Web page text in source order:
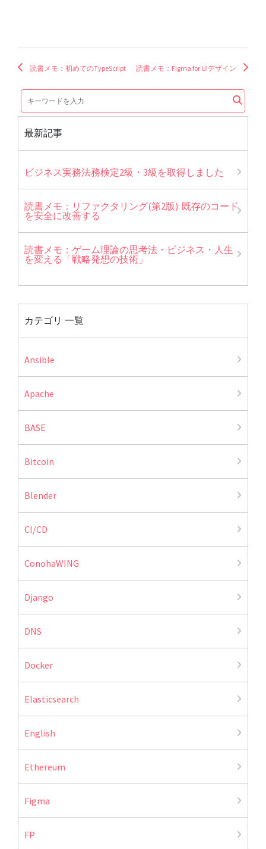
読書メモ：初めてのTypeScript 読書メモ：Figma for UIデザイン
最新記事
ビジネス実務法務検定2級・3級を取得しました
読書メモ：リファクタリング(第2版): 既存のコード
を安全に改善する
読書メモ：ゲーム理論の思考法・ビジネス・人生
を変える「戦略発想の技術」
カテゴリ 一覧
Ansible
Apache
BASE
Bitcoin
Blender
CI/CD
ConohaWING
Django
DNS
Docker
Elasticsearch
English
Ethereum
Figma
FP